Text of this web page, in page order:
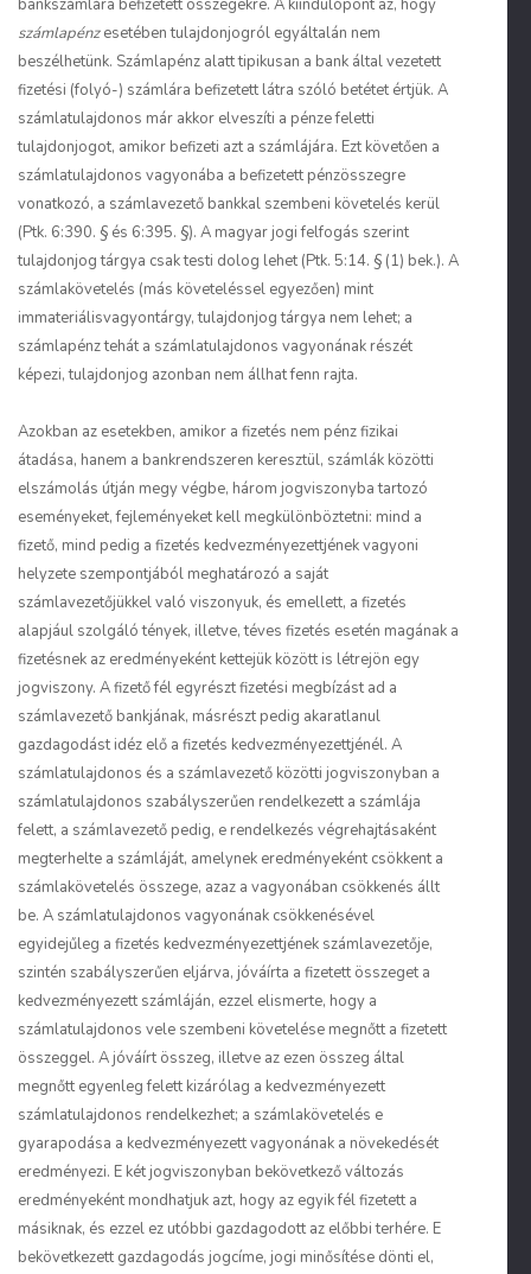
bankszámlára befizetett összegekre. A kiindulópont az, hogy
számlapénzesetében tulajdonjogról egyáltalán nem
beszélhetünk. Számlapénz alatt tipikusan a bank által vezetett
fizetési (folyó-) számlára befizetett látra szóló betétet értjük. A
számlatulajdonos már akkor elveszíti a pénze feletti
tulajdonjogot, amikor befizeti azt a számlájára. Ezt követően a
számlatulajdonos vagyonába a befizetett pénzösszegre
vonatkozó, a számlavezető bankkal szembeni követelés kerül
(Ptk. 6:390. § és 6:395. §). A magyar jogi felfogás szerint
tulajdonjog tárgya csak testi dolog lehet (Ptk. 5:14. § (1) bek.). A
számlakövetelés (más követeléssel egyezően) mint
immateriálisvagyontárgy, tulajdonjog tárgya nem lehet; a
számlapénz tehát a számlatulajdonos vagyonának részét
képezi, tulajdonjog azonban nem állhat fenn rajta.
Azokban az esetekben, amikor a fizetés nem pénz fizikai
átadása, hanem a bankrendszeren keresztül, számlák közötti
elszámolás útján megy végbe, három jogviszonyba tartozó
eseményeket, fejleményeket kell megkülönböztetni: mind a
fizető, mind pedig a fizetés kedvezményezettjének vagyoni
helyzete szempontjából meghatározó a saját
számlavezetőjükkel való viszonyuk, és emellett, a fizetés
alapjául szolgáló tények, illetve, téves fizetés esetén magának a
fizetésnek az eredményeként kettejük között is létrejön egy
jogviszony. A fizető fél egyrészt fizetési megbízást ad a
számlavezető bankjának, másrészt pedig akaratlanul
gazdagodást idéz elő a fizetés kedvezményezettjénél. A
számlatulajdonos és a számlavezető közötti jogviszonyban a
számlatulajdonos szabályszerűen rendelkezett a számlája
felett, a számlavezető pedig, e rendelkezés végrehajtásaként
megterhelte a számláját, amelynek eredményeként csökkent a
számlakövetelés összege, azaz a vagyonában csökkenés állt
be. A számlatulajdonos vagyonának csökkenésével
egyidejűleg a fizetés kedvezményezettjének számlavezetője,
szintén szabályszerűen eljárva, jóváírta a fizetett összeget a
kedvezményezett számláján, ezzel elismerte, hogy a
számlatulajdonos vele szembeni követelése megnőtt a fizetett
összeggel. A jóváírt összeg, illetve az ezen összeg által
megnőtt egyenleg felett kizárólag a kedvezményezett
számlatulajdonos rendelkezhet; a számlakövetelés e
gyarapodása a kedvezményezett vagyonának a növekedését
eredményezi. E két jogviszonyban bekövetkező változás
eredményeként mondhatjuk azt, hogy az egyik fél fizetett a
másiknak, és ezzel ez utóbbi gazdagodott az előbbi terhére. E
bekövetkezett gazdagodás jogcíme, jogi minősítése dönti el,